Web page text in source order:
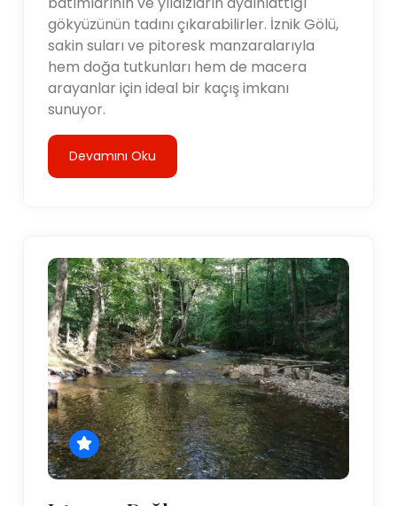
gökyüzünün tadını çıkarabilirler. İznik Gölü,
sakin suları ve pitoresk manzaralarıyla
hem doğa tutkunları hem de macera
arayanlar için ideal bir kaçış imkanı
sunuyor.
Devamını Oku